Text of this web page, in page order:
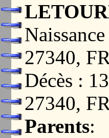
27340,
Décès :
27340,
Parents: